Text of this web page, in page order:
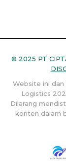
© 2025 PT
Website ini dan
Logistics
Dilarang
konten dalam